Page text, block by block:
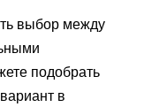
выбор между
подобрать
в